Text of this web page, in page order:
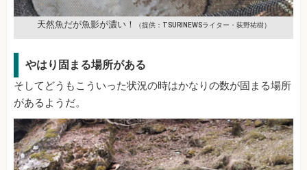
天然魚だが魚影が濃い！ （提供：TSURINEWSライター・荻野祐樹）
やはり固まる場所がある
そしてどうもこういった状況の時はかなりの数が固まる場所
があるようだ。